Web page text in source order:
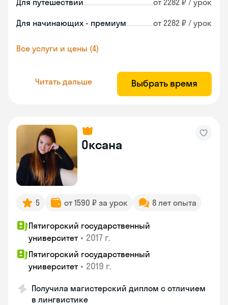
Для путешествий от 2282 ₽ / урок
Для начинающих - премиум от 2282 ₽ / урок
Все услуги и цены (4)
Читать дальше Выбрать время
Оксана
5 от 1590 ₽ за урок 8 лет опыта
Пятигорский государственный
университет • 2017 г.
Пятигорский государственный
университет • 2019 г.
Получила магистерский диплом с отличием
в лингвистике